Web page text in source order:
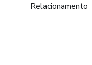
Relacionamento